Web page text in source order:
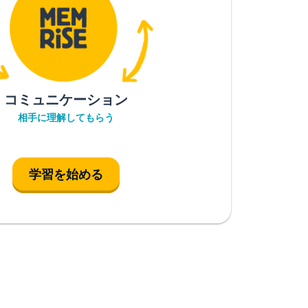
コミュニケーション
相手に理解してもらう
学習を始める